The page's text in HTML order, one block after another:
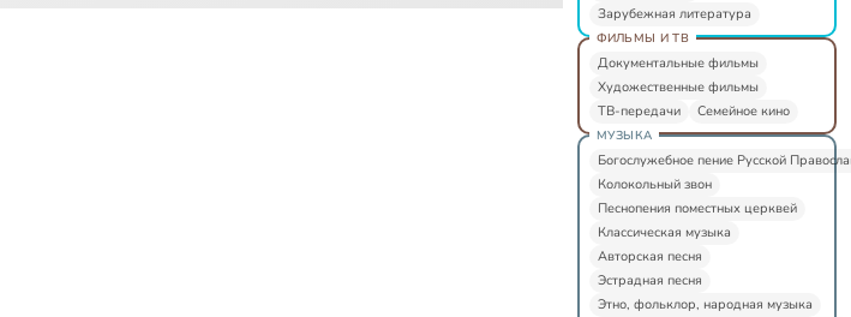
Зарубежная литература
ФИЛЬМЫ И ТВ
Документальные фильмы
Художественные фильмы
ТВ-передачи
Семейное кино
МУЗЫКА
Богослужебное пение Русской
Колокольный звон
Песнопения поместных церквей
Классическая музыка
Авторская песня
Эстрадная песня
Этно, фольклор, народная музыка